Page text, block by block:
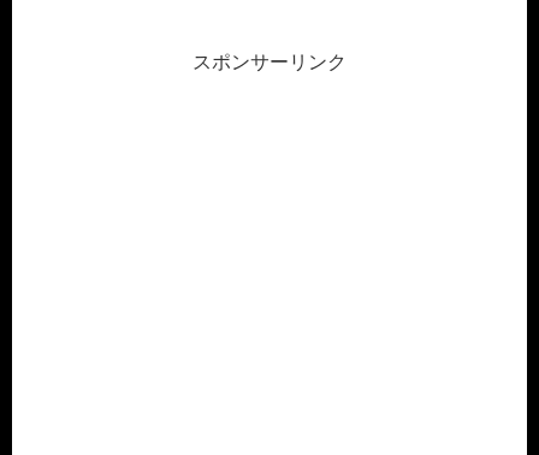
スポンサーリンク